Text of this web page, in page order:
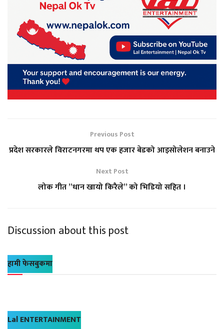
Previous Post
प्रदेश सरकारले विराटनगरमा थप एक हजार बेडको आइसोलेशन बनाउने
Next Post
लोक गीत ”धान खायो किरैले” को भिडियो सहित ।
Discussion about this post
हामी फेसबुकमा
Lal ENTERTAINMENT